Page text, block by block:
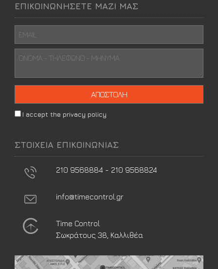
ΕΠΙΚΟΙΝΩΝΗΣΕΤΕ ΜΑΖΙ ΜΑΣ
I accept the privacy policy
ΣΤΟΙΧΕΙΑ ΕΠΙΚΟΙΝΩΝΙΑΣ
210 9568884 - 210 9568824
info@timecontrol.gr
Time Control
Σωκράτους 38, Καλλιθέα